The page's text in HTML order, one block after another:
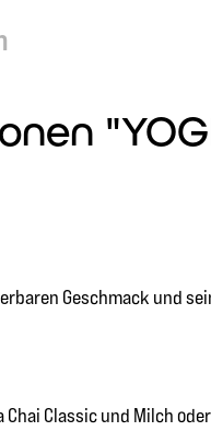
Geschmack und
Classic und Milch